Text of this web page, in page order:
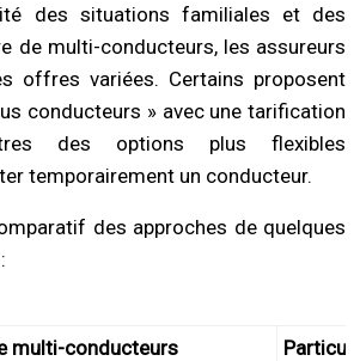
des situations familiales et des
de multi-conducteurs, les assureurs
offres variées. Certains proposent
conducteurs » avec une tarification
des options plus flexibles
temporairement un conducteur.
des approches de quelques
multi-conducteurs